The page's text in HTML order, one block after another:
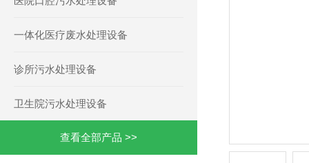
一体化医疗废水处理设备
诊所污水处理设备
卫生院污水处理设备
查看全部产品 >>